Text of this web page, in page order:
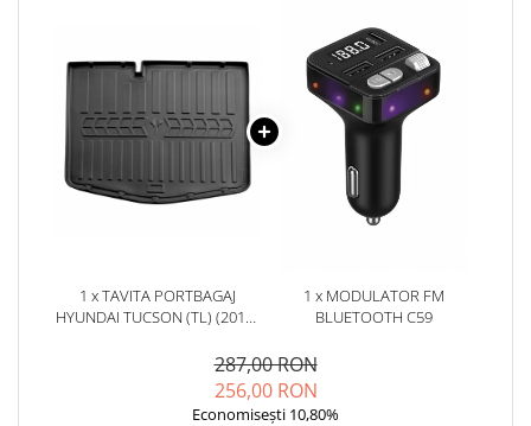
1 x TAVITA PORTBAGAJ
HYUNDAI TUCSON (TL) (2015-
1 x MODULATOR FM
BLUETOOTH C59
287,00 RON
256,00 RON
Economisești 10,80%